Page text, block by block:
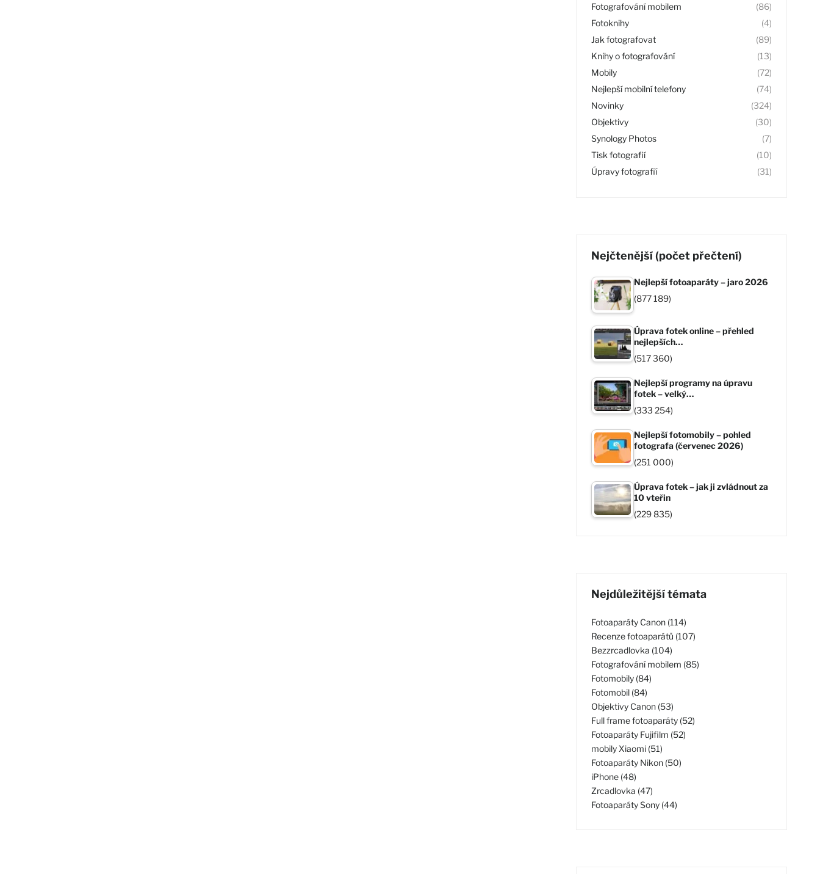
Fotografování mobilem
(86)
Fotoknihy
(4)
Jak fotografovat
(89)
Knihy o fotografování
(13)
Mobily
(72)
Nejlepší mobilní telefony
(74)
Novinky
(324)
Objektivy
(30)
Synology Photos
(7)
Tisk fotografií
(10)
Úpravy fotografií
(31)
Nejčtenější (počet přečtení)
Nejlepší fotoaparáty – jaro 2026
(877 189)
Úprava fotek online – přehled
nejlepších…
(517 360)
Nejlepší programy na úpravu
fotek – velký…
(333 254)
Nejlepší fotomobily – pohled
fotografa (červenec 2026)
(251 000)
Úprava fotek – jak ji zvládnout za
10 vteřin
(229 835)
Nejdůležitější témata
Fotoaparáty Canon (114)
Recenze fotoaparátů (107)
Bezzrcadlovka (104)
Fotografování mobilem (85)
Fotomobily (84)
Fotomobil (84)
Objektivy Canon (53)
Full frame fotoaparáty (52)
Fotoaparáty Fujifilm (52)
mobily Xiaomi (51)
Fotoaparáty Nikon (50)
iPhone (48)
Zrcadlovka (47)
Fotoaparáty Sony (44)